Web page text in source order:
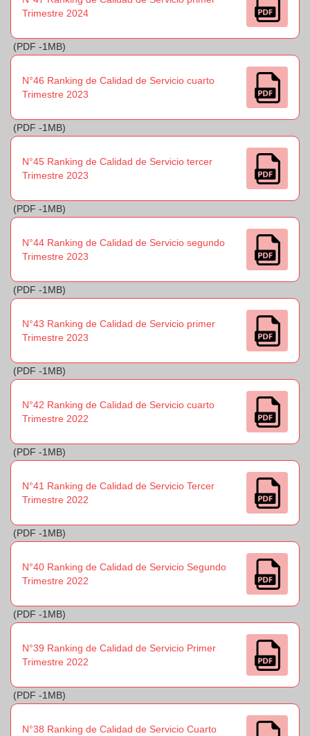
Trimestre 2024
(PDF -1MB)
N°46 Ranking de Calidad de Servicio cuarto
Trimestre 2023
(PDF -1MB)
N°45 Ranking de Calidad de Servicio tercer
Trimestre 2023
(PDF -1MB)
N°44 Ranking de Calidad de Servicio segundo
Trimestre 2023
(PDF -1MB)
N°43 Ranking de Calidad de Servicio primer
Trimestre 2023
(PDF -1MB)
N°42 Ranking de Calidad de Servicio cuarto
Trimestre 2022
(PDF -1MB)
N°41 Ranking de Calidad de Servicio Tercer
Trimestre 2022
(PDF -1MB)
N°40 Ranking de Calidad de Servicio Segundo
Trimestre 2022
(PDF -1MB)
N°39 Ranking de Calidad de Servicio Primer
Trimestre 2022
(PDF -1MB)
N°38 Ranking de Calidad de Servicio Cuarto